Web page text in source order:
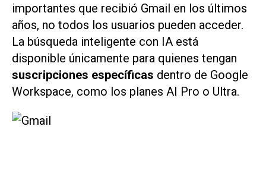
importantes que recibió Gmail en los últimos
años, no todos los usuarios pueden acceder.
La búsqueda inteligente con IA está
disponible únicamente para quienes tengan
suscripciones específicas dentro de Google
Workspace, como los planes AI Pro o Ultra.